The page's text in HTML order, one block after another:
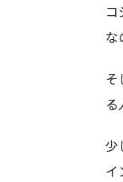
な
そ
少
イ